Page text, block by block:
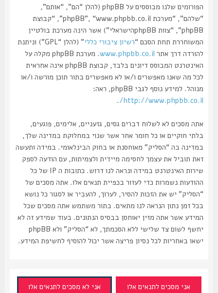
הפורומים שלנו מבוססים על phpBB (להלן “הם”, “אותם”,
“שלהם”, “מערכת phpBB”, “www.phpbb.co.il”, “קבוצת
phpBB”, “צוות phpBBהישראלי”) אשר הינה מערכת בולטיין
המשוחררת תחת הסכם “רשיון ציבורי כללי
” (להלן “GPL”) וניתנת
להורדה דרך אתר www.phpbb.co.il
. מערכת phpBB מקלה על
האינטרנט המבוסס דיונים בלבד, קבוצת phpBB אינה אחראית
לכל מה שאנו מאפשרים ו/או לא מאפשרים בתור תוכן מורשה ו/או
מנוהל. למידע נוסף לגבי phpBB, ראה:
http://www.phpbb.co.il/
.
אתה מסכים לא לשלוח דברים גסים, גזעניים, אלימים, פוגעים,
בלתי חוקיים או כל חומר אחר אשר שנוי במחלוקת במדינה שלך,
במדינה בה “הסליק” מאוחסנת או בחוק הבינלאומי. במידה ותעשה
זאת תוביל את עצמך לחסימה מיידית ולצמיתות, עם הודעה לספק
שירות האינטרנט במידה ונראה לנו דרוש. כתובות ה IP של כל
ההודעות נשמרות כדי לעזור בכפיית תנאים אלו. אתה מסכים של
“הסליק” יש את הזכות להסיר, לערוך, להעביר או לסגור כל נושא
בכל זמן נתון הנראה לנו מתאים. בתור משתמש אתה מסכים שכל
המידע אשר אתה מזין יאוחסן בבסיס הנתונים. בעוד שמידע זה לא
יחשף לשום צד שלישי ללא הסכמתך, לא “הסליק” ולא phpBB
ישאו באחריות לכל נסיון פריצה אשר יכול להוסיף לחשיפת המידע.